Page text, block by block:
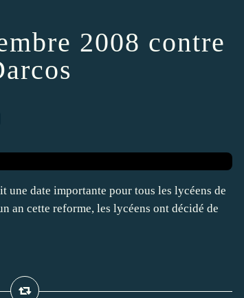
2008 contre
une date importante pour tous les lycéens de
an cette reforme, les lycéens ont décidé de